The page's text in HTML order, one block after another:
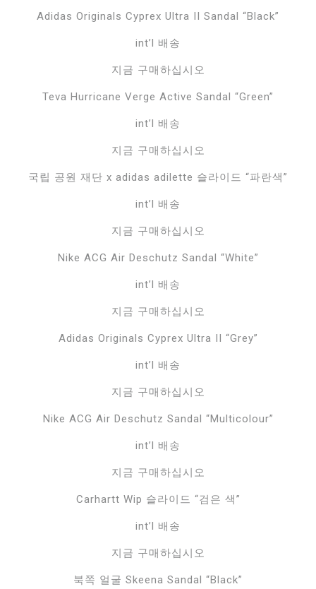
Adidas Originals Cyprex Ultra II Sandal “Black”
int’l 배송
지금 구매하십시오
Teva Hurricane Verge Active Sandal “Green”
int’l 배송
지금 구매하십시오
국립 공원 재단 x adidas adilette 슬라이드 “파란색”
int’l 배송
지금 구매하십시오
Nike ACG Air Deschutz Sandal “White”
int’l 배송
지금 구매하십시오
Adidas Originals Cyprex Ultra II “Grey”
int’l 배송
지금 구매하십시오
Nike ACG Air Deschutz Sandal “Multicolour”
int’l 배송
지금 구매하십시오
Carhartt Wip 슬라이드 “검은 색”
int’l 배송
지금 구매하십시오
북쪽 얼굴 Skeena Sandal “Black”